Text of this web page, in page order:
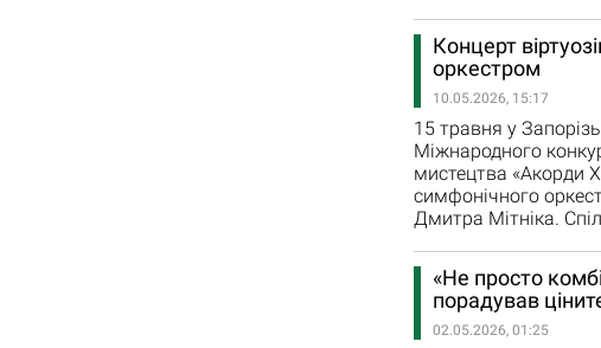
Концерт
оркестром
10.05.2026, 15:17
15 травня у
Міжнародного
мистецтва «Акорди
симфонічного
Дмитра Мітніка.
«Не просто
порадував
02.05.2026, 01:25